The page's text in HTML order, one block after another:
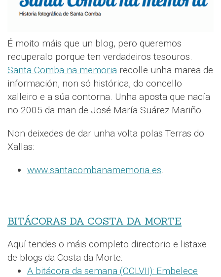
É moito máis que un blog, pero queremos
recuperalo porque ten verdadeiros tesouros.
Santa Comba na memoria recolle unha marea de
información, non só histórica, do concello
xalleiro e a súa contorna. Unha aposta que nacía
no 2005 da man de José María Suárez Mariño.
Non deixedes de dar unha volta polas Terras do
Xallas:
www.santacombanamemoria.es
BITÁCORAS DA COSTA DA MORTE
Aquí tendes o máis completo directorio e listaxe
de blogs da Costa da Morte:
A bitácora da semana (CCLVII): Embelece